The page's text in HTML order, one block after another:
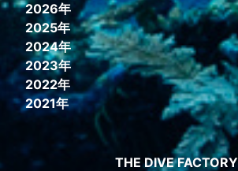
2026年
2025年
2024年
2023年
2022年
2021年
THE DIVE FACTORY